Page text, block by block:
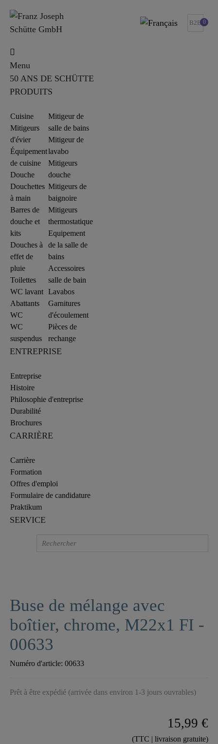
B2B 0
Menu
50 ANS DE SCHÜTTE
PRODUITS
Cuisine
Mitigeurs
d'évier
Équipement
de cuisine
Douche
Douchettes
à main
Barres de
douche et
kits
Douches à
effet de
pluie
Toilettes
WC lavant
Abattants
WC
WC
suspendus
Mitigeur de
salle de bains
Mitigeur de
lavabo
Mitigeurs
douche
Mitigeurs de
baignoire
Mitigeurs
thermostatique
Equipement
de la salle de
bains
Accessoires
salle de bain
Lavabos
Garnitures
d'écoulement
Pièces de
rechange
ENTREPRISE
Entreprise
Histoire
Philosophie d'entreprise
Durabilité
Brochures
CARRIÈRE
Carrière
Formation
Offres d'emploi
Formulaire de candidature
Praktikum
SERVICE
Buse de mélange avec
boîtier, chrome, M22x1 FI -
00633
Numéro d'article: 00633
Prêt à être expédié (arrivée dans environ 1-3 jours ouvrables)
15,99 €
(TTC | livraison gratuite)